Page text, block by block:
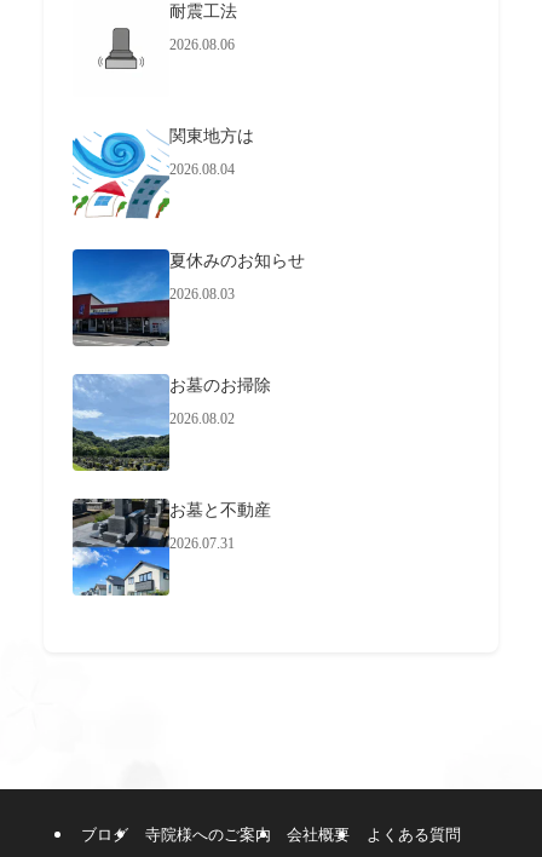
耐震工法
2026.08.06
関東地方は
2026.08.04
夏休みのお知らせ
2026.08.03
お墓のお掃除
2026.08.02
お墓と不動産
2026.07.31
ブログ 寺院様へのご案内 会社概要 よくある質問